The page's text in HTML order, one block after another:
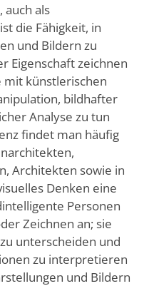
auch als
die Fähigkeit, in
und Bildern zu
Eigenschaft zeichnen
mit künstlerischen
bildhafter
Analyse zu tun
findet man häufig
Architekten sowie in
Denken eine
Personen
Zeichnen an; sie
unterscheiden und
zu interpretieren
und Bildern